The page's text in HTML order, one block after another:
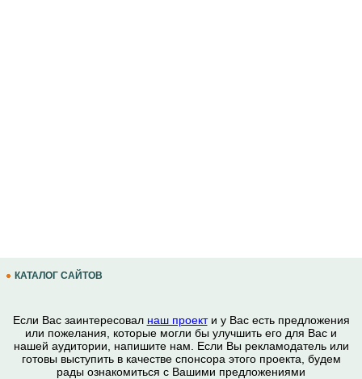
КАТАЛОГ САЙТОВ
Если Вас заинтересовал наш проекти у Вас есть предложения
или пожелания, которые могли бы улучшить его для Вас и
нашей аудитории, напишите нам. Если Вы рекламодатель или
готовы выступить в качестве спонсора этого проекта, будем
рады ознакомиться с Вашими предложениями